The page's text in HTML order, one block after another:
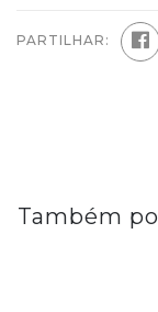
PARTILHAR:
Também